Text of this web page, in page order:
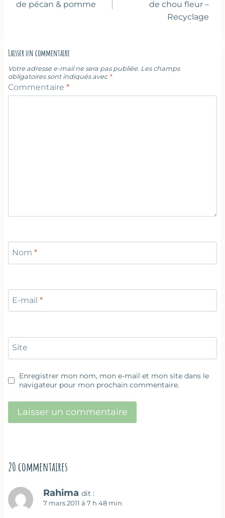
l’article
de pécan & pomme
de chou fleur –
Recyclage
Laisser un commentaire
Votre adresse e-mail ne sera pas publiée. Les champs
obligatoires sont indiqués avec *
Commentaire *
Nom *
E-mail *
Site
Enregistrer mon nom, mon e-mail et mon site dans le
navigateur pour mon prochain commentaire.
20 commentaires
Rahima dit :
7 mars 2011 à 7 h 48 min